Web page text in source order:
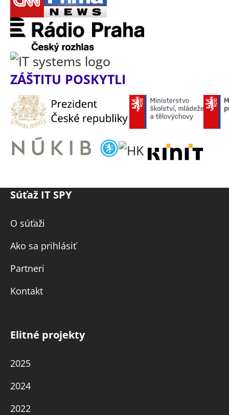
ZÁŠTITU POSKYTLI
Súťaž IT SPY
O súťaži
Ako sa prihlásiť
Partneri
Kontakt
Elitné projekty
2025
2024
2022